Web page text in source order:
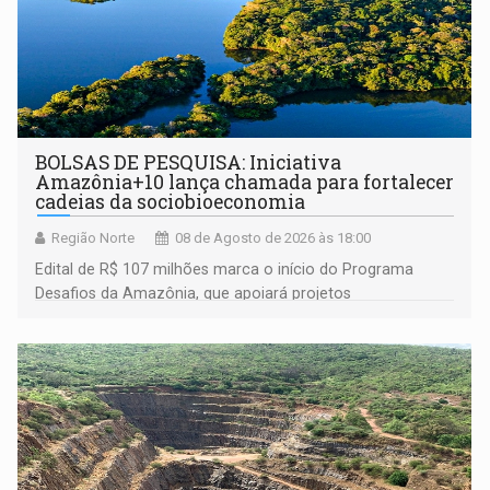
BOLSAS DE PESQUISA: Iniciativa
Amazônia+10 lança chamada para fortalecer
cadeias da sociobioeconomia
Região Norte 08 de Agosto de 2026 às 18:00
Edital de R$ 107 milhões marca o início do Programa
Desafios da Amazônia, que apoiará projetos
submissão de pré-propostas poderá ser feita até 1º de
setembro